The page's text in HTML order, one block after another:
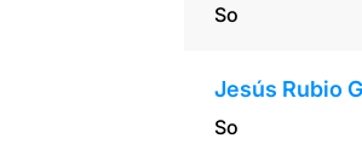
So
Jesús Rubio
So